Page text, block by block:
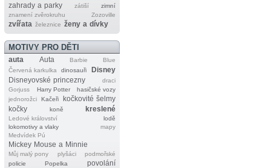
zahrady a parky zátiší
zimní
znamení zvěrokruhu
Zozoville
zvířata železnice ženy a dívky
MOTIVY PRO DĚTI
auta Auta Barbie
Blue
Červená karkulka
dinosauři
Disney
Disneyovské princezny
draci
Gorjuss
Harry Potter
hasičské vozy
jednorožci
Kačeři
kočkovité šelmy
kočky
koně kreslené
Ledové království
lodě
lokomotivy a vlaky
mapy
Medvídek Pú
Mickey Mouse a Minnie
Můj malý pony plyšáci
podmořské
policie
Popelka povolání